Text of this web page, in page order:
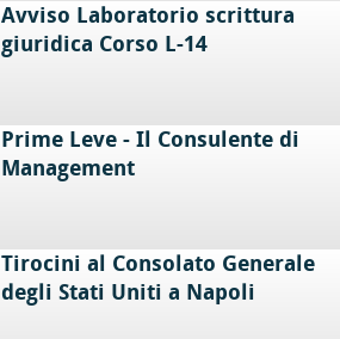
Avviso Laboratorio scrittura
giuridica Corso L-14
Prime Leve - Il Consulente di
Management
Tirocini al Consolato Generale
degli Stati Uniti a Napoli